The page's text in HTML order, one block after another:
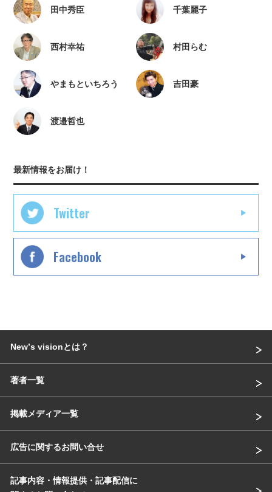
田中秀臣 千葉麗子
西村幸祐 村田らむ
やまもといちろう 吉田豪
渡邉哲也
最新情報をお届け！
Twitter
Facebook
Newʼs visionとは？
著者一覧
掲載メディア一覧
広告に関するお問い合せ
記事内容・情報提供・記事配信に